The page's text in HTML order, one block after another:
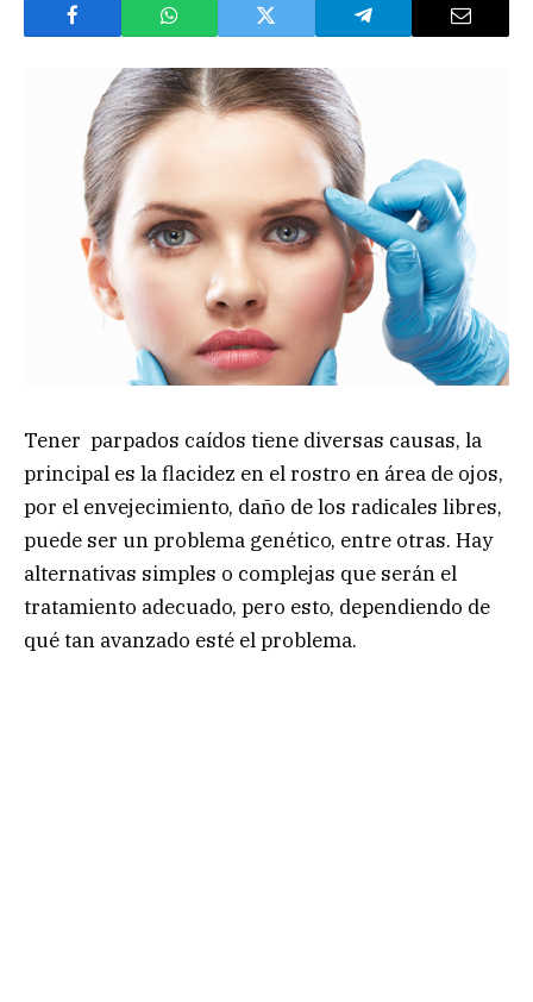
Tener parpados caídos tiene diversas causas, la
principal es la flacidez en el rostro en área de ojos,
por el envejecimiento, daño de los radicales libres,
puede ser un problema genético, entre otras. Hay
alternativas simples o complejas que serán el
tratamiento adecuado, pero esto, dependiendo de
qué tan avanzado esté el problema.